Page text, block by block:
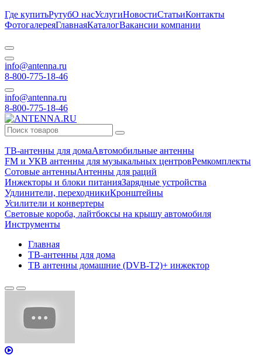
Где купитьРутубО насУслугиНовостиСтатьиКонтакты
ФотогалереяГлавнаяКаталогВакансии компании
info@antenna.ru
8-800-775-18-46
info@antenna.ru
8-800-775-18-46
ТВ-антенны для домаАвтомобильные антенны
FM и УКВ антенны для музыкальных центровРемкомплекты
Сотовые антенныАнтенны для раций
Инжекторы и блоки питанияЗарядные устройства
Удлинители, переходникиКронштейны
Усилители и конвертеры
Световые короба, лайтбоксы на крышу автомобиля
Инструменты
Главная
ТВ-антенны для дома
ТВ антенны домашние (DVB-T2)+ инжектор